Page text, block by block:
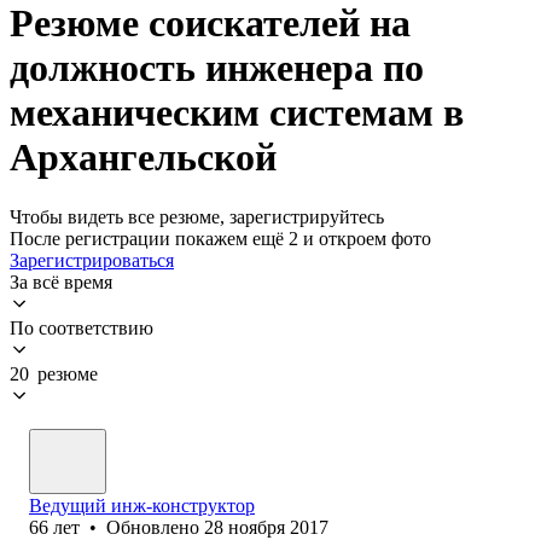
Резюме соискателей на
должность инженера по
механическим системам в
Архангельской
Чтобы видеть все резюме, зарегистрируйтесь
После регистрации покажем ещё 2 и откроем фото
Зарегистрироваться
За всё время
По соответствию
20 резюме
Ведущий инж-конструктор
66 лет • Обновлено 28 ноября 2017